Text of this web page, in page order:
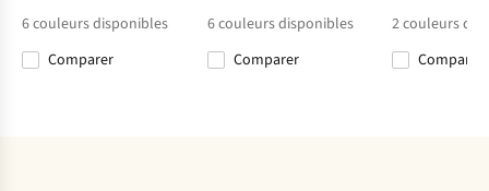
6couleurs disponibles
Comparer
6couleurs disponibles
Comparer
2couleurs
Comparer